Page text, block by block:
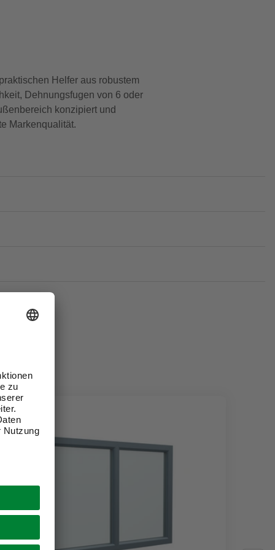
Helfer aus robustem
Dehnungsfugen von 6 oder
konzipiert und
Markenqualität.